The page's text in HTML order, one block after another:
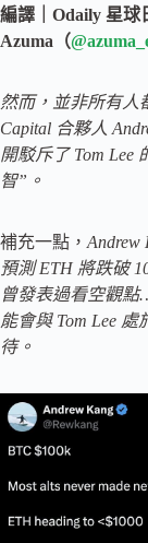
編譯｜Odaily 星球
Azuma（
然而，並非所有人
Capital 合夥人
開駁斥了 Tom Lee
智”。
補充一點，
預測 ETH 將跌破
曾發表過看空觀
能會與 Tom Lee
待。